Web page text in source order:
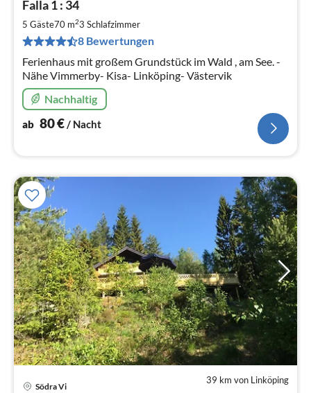
Falla 1 : 34
5 Gäste70 m23 Schlafzimmer
8 Bewertungen
Ferienhaus mit großem Grundstück im Wald , am See. -
Nähe Vimmerby- Kisa- Linköping- Västervik
Nachhaltig
ab 80€/ Nacht
39 km von Linköping
Södra Vi